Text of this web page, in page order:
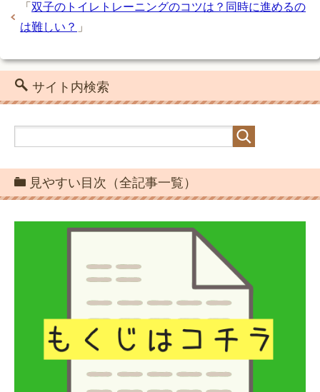
b
o
o
k
a
「 双子のトイレトレーニングのコツは？同時に進めるの
は難しい？ 」
サイト内検索
見やすい目次（全記事一覧）